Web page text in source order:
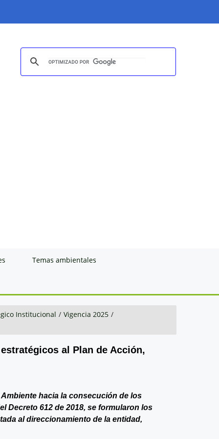
Temas ambientales
Institucional / Vigencia 2025 /
al Plan de Acción,
hacia la consecución de los
Decreto 612 de 2018, se formularon los
al direccionamiento de la entidad,